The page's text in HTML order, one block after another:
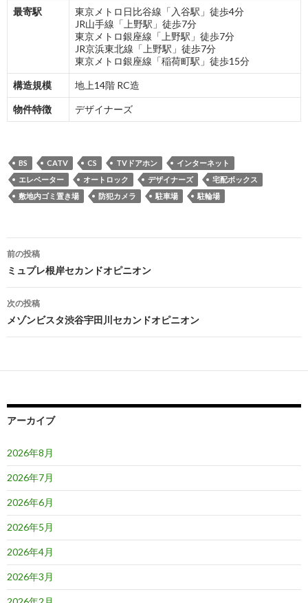
最寄駅
東京メトロ日比谷線「入谷駅」徒歩4分
JR山手線「上野駅」徒歩7分
東京メトロ銀座線「上野駅」徒歩7分
JR京浜東北線「上野駅」徒歩7分
東京メトロ銀座線「稲荷町駅」徒歩15分
構造規模 地上14階 RC造
物件特徴 デザイナーズ
BS CATV CS TVドアホン
インターネット
エレベーター
オートロック デザイナーズ
宅配ボックス
敷地内ゴミ置き場
防犯カメラ 駐車場 駐輪場
投
稿
ナ
ビ
ゲ
ー
ョ
前の投稿
ミュプレ根岸セカンドオピニオン
次の投稿
メゾンビスタ渋谷宇田川セカンドオピニオン
アーカイブ
2026年8月
2026年7月
2026年6月
2026年5月
2026年4月
2026年3月